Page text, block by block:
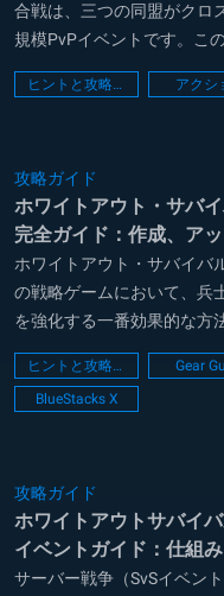
合戦は、三つの同盟がクロ
規模PvPイベントです。こ
物を占拠してポイントを稼
宮殿」を制圧することが目
谷...
ヒントと攻略法 アクシ
攻略ガイド
ホワイトアウト・サバ
完全ガイド：作成、ア
ント
ホワイトアウト・サバイバ
の戦略ゲームにおいて、兵
を強化する一番効果的な方
システムにより、プレイヤ
力のような兵士のステータ
でき、強敵を倒すことがで
ヒントと攻略法 Gear
BlueStacks X
攻略ガイド
ホワイトアウトサバイ
イベントガイド：仕組
戦略
サーバー戦争（SvSイベン